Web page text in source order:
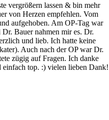
vergrößern lassen & bin mehr
von Herzen empfehlen. Vom
aufgehoben. Am OP-Tag war
Bauer nahmen mir es. Dr.
und lieb. Ich hatte keine
Auch nach der OP war Dr.
zügig auf Fragen. Ich danke
einfach top. :) vielen lieben Dank!